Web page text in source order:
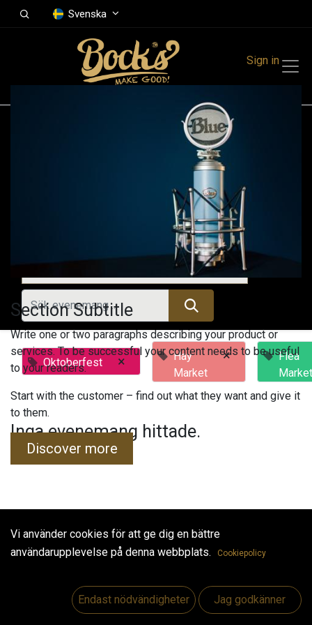
Svenska
Sign in
Kommande evenemang
Oktoberfest ×
Hay
Market
×
Flea
Inga evenemang hittade.
Useful Links
Section Subtitle
Write one or two paragraphs describing your product or
services. To be successful your content needs to be useful
to your readers.
Start with the customer – find out what they want and give it
to them.
Discover more
Vi använder cookies för att ge dig en bättre
användarupplevelse på denna webbplats.
Cookiepolicy
Endast nödvändigheter Jag godkänner